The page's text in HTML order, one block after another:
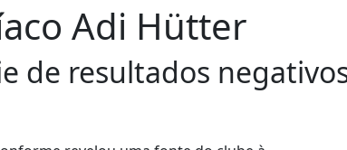
Adi Hütter
de resultados